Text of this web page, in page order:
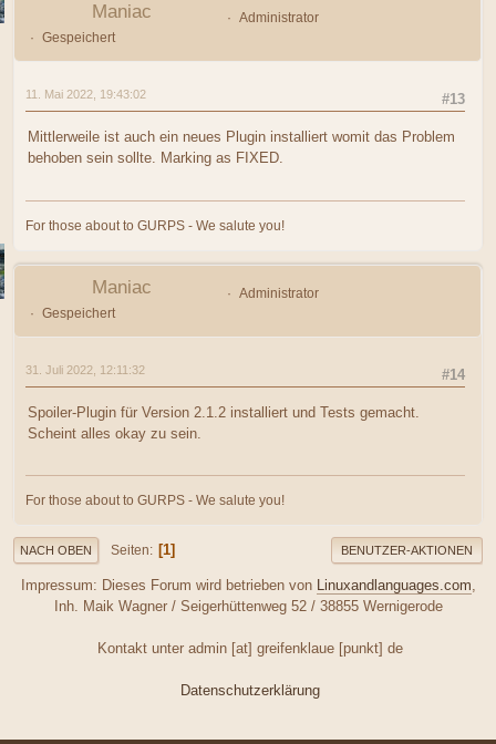
Maniac
Administrator
Gespeichert
#13
11. Mai 2022, 19:43:02
Mittlerweile ist auch ein neues Plugin installiert womit das Problem
behoben sein sollte. Marking as FIXED.
For those about to GURPS - We salute you!
Maniac
Administrator
Gespeichert
#14
31. Juli 2022, 12:11:32
Spoiler-Plugin für Version 2.1.2 installiert und Tests gemacht.
Scheint alles okay zu sein.
For those about to GURPS - We salute you!
NACH OBEN Seiten 1 BENUTZER-AKTIONEN
Impressum: Dieses Forum wird betrieben von Linuxandlanguages.com,
Inh. Maik Wagner / Seigerhüttenweg 52 / 38855 Wernigerode
Kontakt unter admin [at] greifenklaue [punkt] de
Datenschutzerklärung